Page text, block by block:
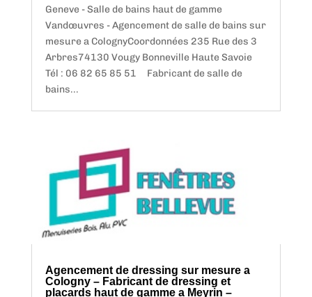
Geneve - Salle de bains haut de gamme
Vandœuvres - Agencement de salle de bains sur
mesure a ColognyCoordonnées 235 Rue des 3
Arbres74130 Vougy Bonneville Haute Savoie
Tél : 06 82 65 85 51 Fabricant de salle de
bains...
Agencement de dressing sur mesure a
Cologny – Fabricant de dressing et
placards haut de gamme a Meyrin –